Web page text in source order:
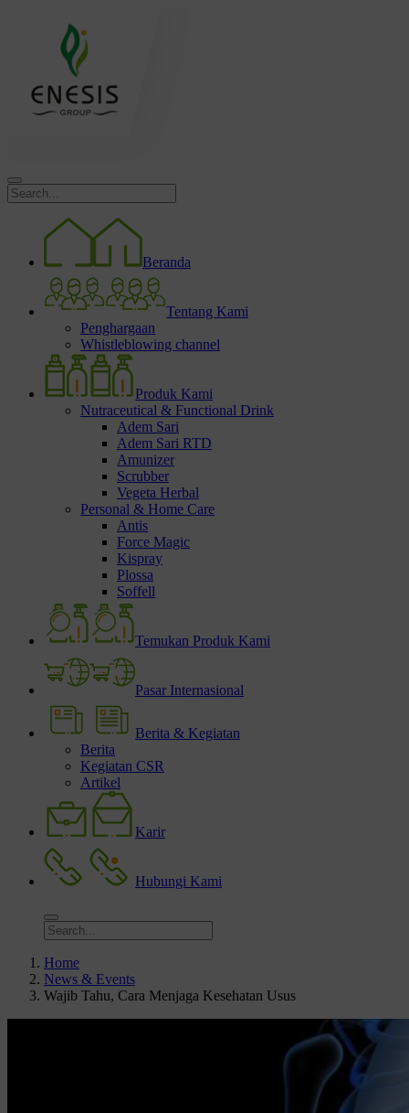
Beranda
Tentang Kami
Penghargaan
Whistleblowing channel
Produk Kami
Nutraceutical & Functional Drink
Adem Sari
Adem Sari RTD
Amunizer
Scrubber
Vegeta Herbal
Personal & Home Care
Antis
Force Magic
Kispray
Plossa
Soffell
Temukan Produk Kami
Pasar Internasional
Berita & Kegiatan
Berita
Kegiatan CSR
Artikel
Karir
Hubungi Kami
Home
News & Events
Wajib Tahu, Cara Menjaga Kesehatan Usus